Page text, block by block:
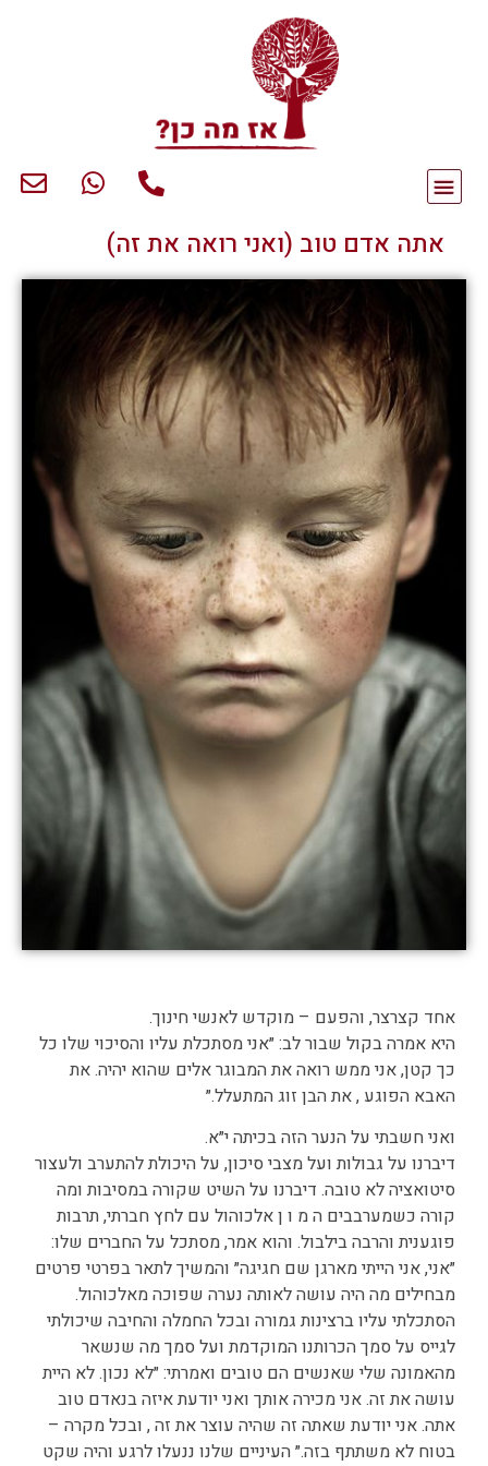
אתה אדם טוב (ואני רואה את זה)
אחד קצרצר, והפעם – מוקדש לאנשי חינוך.
היא אמרה בקול שבור לב: ״אני מסתכלת עליו והסיכוי שלו כל
כך קטן, אני ממש רואה את המבוגר אלים שהוא יהיה. את
האבא הפוגע ‏, את הבן זוג המתעלל.״
ואני חשבתי על ‏הנער הזה בכיתה י״א.
דיברנו על גבולות ועל מצבי סיכון, על היכולת להתערב ולעצור
סיטואציה לא טובה. דיברנו על השיט שקורה במסיבות ומה
קורה כשמערבבים ה מ ו ן אלכוהול עם לחץ חברתי, תרבות
פוגענית והרבה בילבול. והוא אמר, מסתכל על החברים שלו:
״אני, אני הייתי מארגן שם חגיגה״‏ והמשיך לתאר בפרטי פרטים
‏מבחילים מה היה עושה לאותה נערה שפוכה מאלכוהול.
‏הסתכלתי עליו ברצינות גמורה ובכל החמלה והחיבה שיכולתי
לגייס ‏‏על סמך הכרותנו ‏המוקדמת ועל סמך מה שנשאר
מהאמונה שלי שאנשים הם טובים ואמרתי: ״לא נכון. לא היית
עושה את זה. אני מכירה אותך‏ ואני יודעת איזה בנאדם טוב
אתה. אני יודעת שאתה זה שהיה ‏עוצר את זה , ובכל מקרה –
בטוח לא משתתף בזה.״ העיניים שלנו ננעלו לרגע והיה שקט